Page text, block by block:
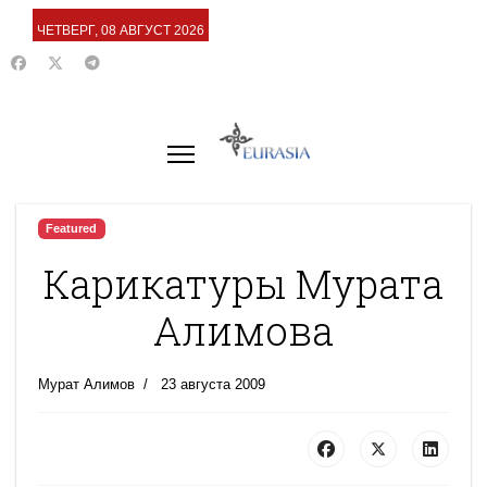
ЧЕТВЕРГ, 08 АВГУСТ 2026
Featured
Карикатуры Мурата
Алимова
Мурат Алимов 23 августа 2009